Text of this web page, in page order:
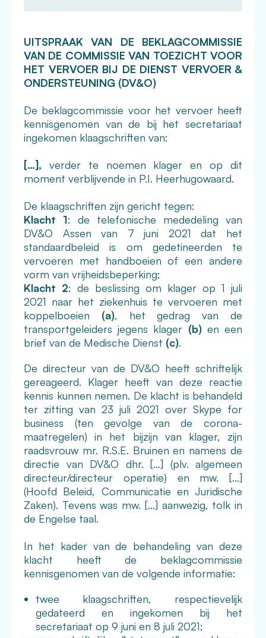
UITSPRAAK VAN DE BEKLAGCOMMISSIE
VAN DE COMMISSIE VAN TOEZICHT VOOR
HET VERVOER BIJ DE DIENST VERVOER &
ONDERSTEUNING (DV&O)
De beklagcommissie voor het vervoer heeft
kennisgenomen van de bij het secretariaat
ingekomen klaagschriften van:
[…], verder te noemen klager en op dit
moment verblijvende in P.I. Heerhugowaard.
De klaagschriften zijn gericht tegen:
Klacht 1: de telefonische mededeling van
DV&O Assen van 7 juni 2021 dat het
standaardbeleid is om gedetineerden te
vervoeren met handboeien of een andere
vorm van vrijheidsbeperking;
Klacht 2: de beslissing om klager op 1 juli
2021 naar het ziekenhuis te vervoeren met
koppelboeien (a), het gedrag van de
transportgeleiders jegens klager (b)en een
brief van de Medische Dienst (c).
De directeur van de DV&O heeft schriftelijk
gereageerd. Klager heeft van deze reactie
kennis kunnen nemen. De klacht is behandeld
ter zitting van 23 juli 2021 over Skype for
business (ten gevolge van de corona-
maatregelen) in het bijzijn van klager, zijn
raadsvrouw mr. R.S.E. Bruinen en namens de
directie van DV&O dhr. […] (plv. algemeen
directeur/directeur operatie) en mw. […]
(Hoofd Beleid, Communicatie en Juridische
Zaken). Tevens was mw. […] aanwezig, tolk in
de Engelse taal.
In het kader van de behandeling van deze
klacht heeft de beklagcommissie
kennisgenomen van de volgende informatie:
twee klaagschriften, respectievelijk
gedateerd en ingekomen bij het
secretariaat op 9 juni en 8 juli 2021;